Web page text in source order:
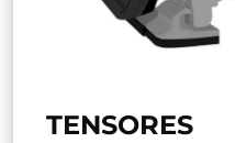
TENSORES